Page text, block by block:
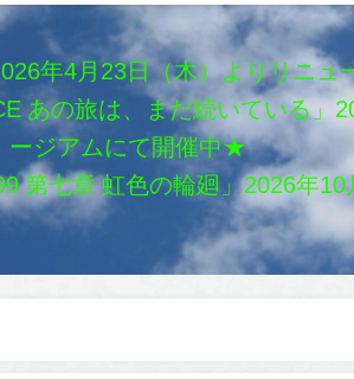
年4月23日（木）よりリニュ
あの旅は、まだ続いている」
ージアムにて開催中★
第七章 虹色の輪廻」2026年